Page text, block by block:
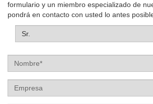
formulario y un miembro especializado de
pondrá en contacto con usted lo antes
Sr.
Nombre
Empresa